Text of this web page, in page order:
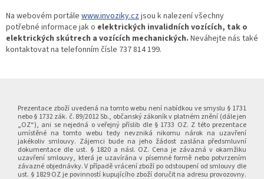
Na webovém portále www.invoziky.czjsou k nalezení všechny
potřebné informace jak o elektrických invalidních vozících, tak o
elektrických skútrech a vozících mechanických. Neváhejte nás také
kontaktovat na telefonním čísle 737 814 199.
Prezentace zboží uvedená na tomto webu není nabídkou ve smyslu § 1731
nebo § 1732 zák. č. 89/2012 Sb., občanský zákoník v platném znění (dále jen
„OZ“), ani se nejedná o veřejný příslib dle § 1733 OZ. Z této prezentace
umístěné na tomto webu tedy nevzniká nikomu nárok na uzavření
jakékoliv smlouvy. Zájemci bude na jeho žádost zaslána předsmluvní
dokumentace dle ust. § 1820 a násl. OZ. Cena je závazná v okamžiku
uzavření smlouvy, která je uzavírána v písemné formě nebo potvrzením
závazné objednávky. V případě vrácení zboží po odstoupení od smlouvy dle
ust. § 1829 OZ je povinností kupujícího zboží doručit na adresu provozovny.